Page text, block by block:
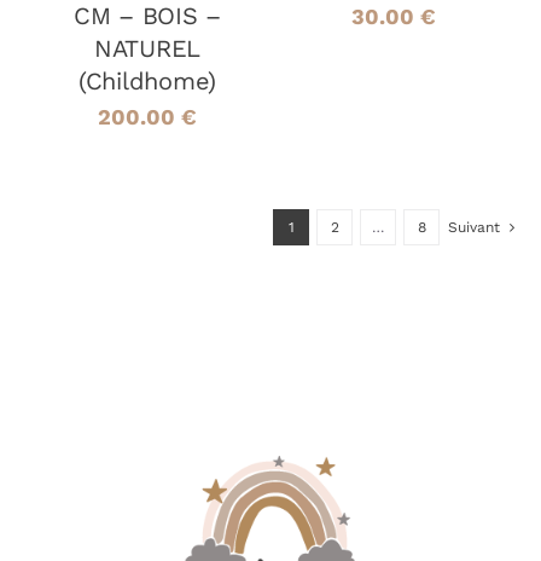
CM – BOIS –
NATUREL
(Childhome)
200.00 €
30.00 €
1 2 … 8 Suivant